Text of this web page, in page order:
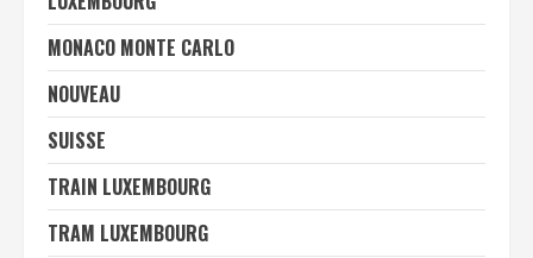
MONACO MONTE CARLO
NOUVEAU
SUISSE
TRAIN LUXEMBOURG
TRAM LUXEMBOURG